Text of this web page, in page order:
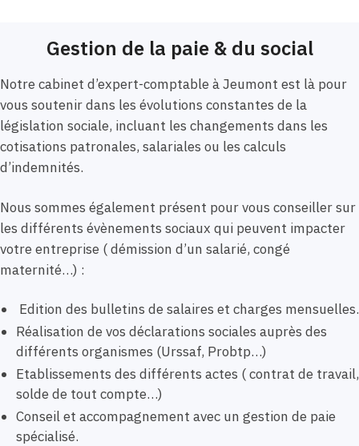
Gestion de la paie & du social
Notre cabinet d’expert-comptable à Jeumont est là pour
vous soutenir dans les évolutions constantes de la
législation sociale, incluant les changements dans les
cotisations patronales, salariales ou les calculs
d’indemnités.
Nous sommes également présent pour vous conseiller sur
les différents évènements sociaux qui peuvent impacter
votre entreprise ( démission d’un salarié, congé
maternité…) :
Edition des bulletins de salaires et charges mensuelles.
Réalisation de vos déclarations sociales auprès des
différents organismes (Urssaf, Probtp…)
Etablissements des différents actes ( contrat de travail,
solde de tout compte…)
Conseil et accompagnement avec un gestion de paie
spécialisé.